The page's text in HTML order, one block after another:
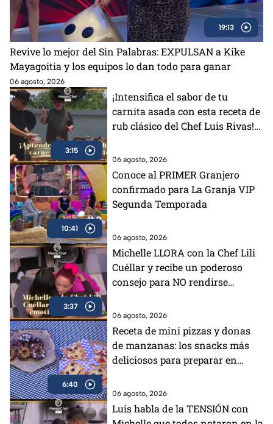
19:13
Revive lo mejor del Sin Palabras: EXPULSAN a Kike
Mayagoitia y los equipos lo dan todo para ganar
06 agosto, 2026
3:15
¡Intensifica el sabor de tu
carnita asada con esta receta de
rub clásico del Chef Luis Rivas!
06 agosto, 2026
10:41
Conoce al PRIMER Granjero
confirmado para La Granja VIP
Segunda Temporada
06 agosto, 2026
3:37
Michelle LLORA con la Chef Lili
Cuéllar y recibe un poderoso
consejo para NO rendirse
06 agosto, 2026
6:40
Receta de mini pizzas y donas
de manzanas: los snacks más
deliciosos para preparar en
06 agosto, 2026
Luis habla de la TENSIÓN con